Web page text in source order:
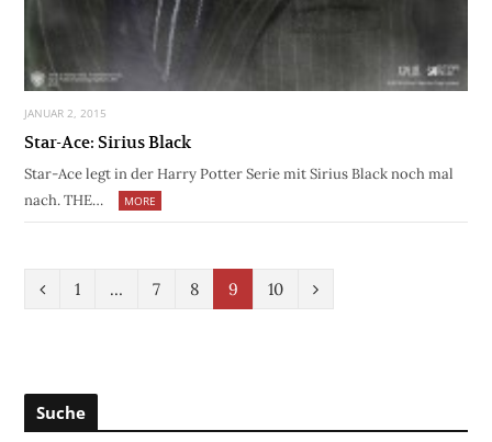
JANUAR 2, 2015
Star-Ace: Sirius Black
Star-Ace legt in der Harry Potter Serie mit Sirius Black noch mal
nach. THE…
MORE
P
v
1 … 7 8 9 10
N
Suche